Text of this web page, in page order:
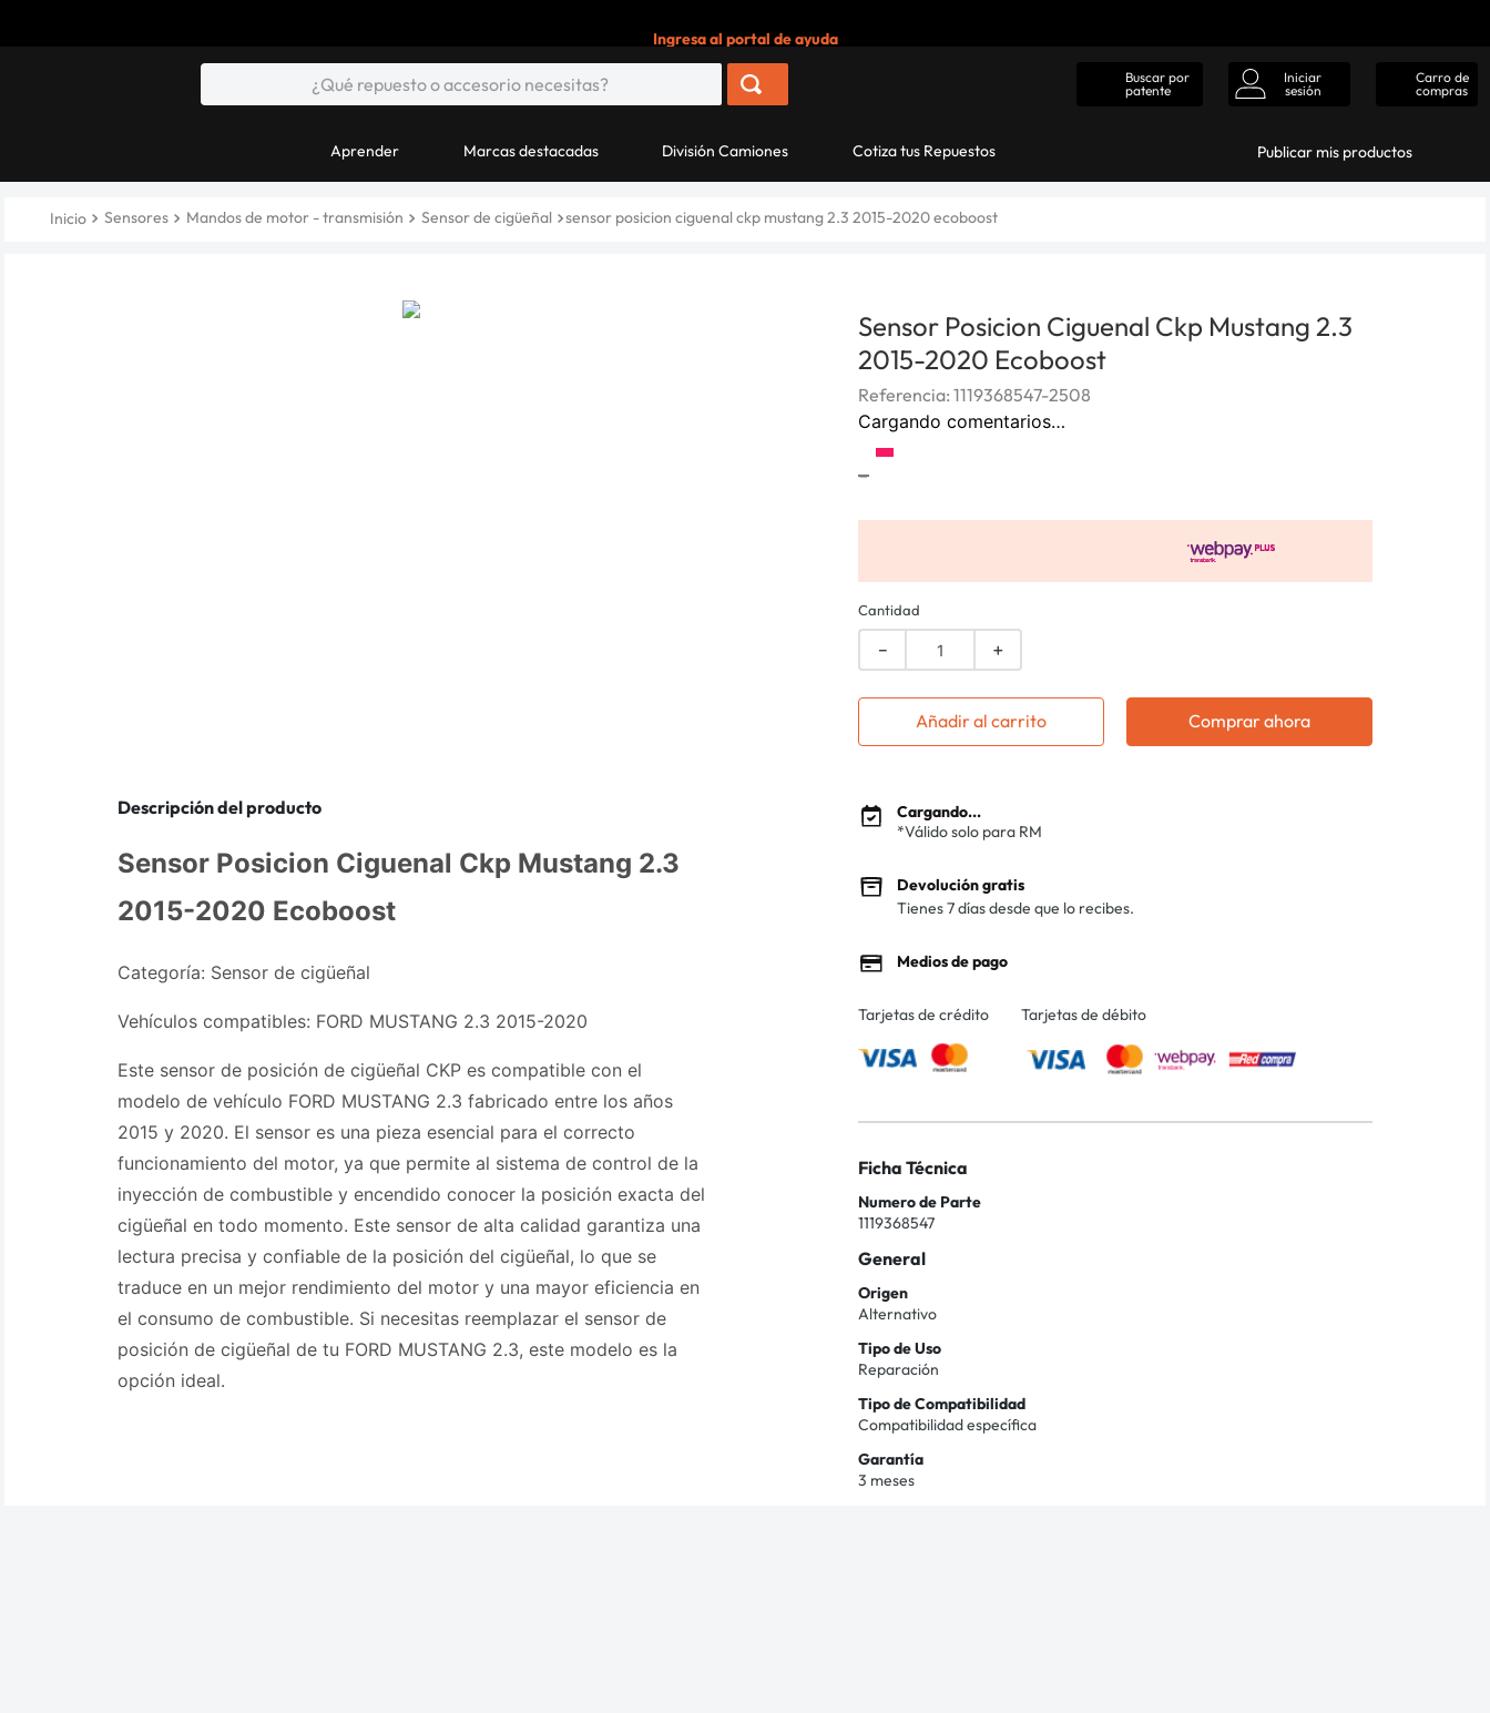
Ingresa al portal de ayuda
Buscar por
patente
Iniciar
sesión
Carro de
compras
Aprender Marcas destacadas División Camiones Cotiza tus Repuestos Publicar mis productos
Sensores Mandos de motor - transmisión Sensor de cigüeñal sensor posicion ciguenal ckp mustang 2.3 2015-2020 ecoboost
Descripción del producto
Sensor Posicion Ciguenal Ckp Mustang 2.3
2015-2020 Ecoboost
Categoría: Sensor de cigüeñal
Vehículos compatibles: FORD MUSTANG 2.3 2015-2020
Este sensor de posición de cigüeñal CKP es compatible con el
modelo de vehículo FORD MUSTANG 2.3 fabricado entre los años
2015 y 2020. El sensor es una pieza esencial para el correcto
funcionamiento del motor, ya que permite al sistema de control de la
inyección de combustible y encendido conocer la posición exacta del
cigüeñal en todo momento. Este sensor de alta calidad garantiza una
lectura precisa y confiable de la posición del cigüeñal, lo que se
traduce en un mejor rendimiento del motor y una mayor eficiencia en
el consumo de combustible. Si necesitas reemplazar el sensor de
posición de cigüeñal de tu FORD MUSTANG 2.3, este modelo es la
opción ideal.
Sensor Posicion Ciguenal Ckp Mustang 2.3
2015-2020 Ecoboost
Referencia: 1119368547-2508
Cargando comentarios…
-
Cantidad
＋
－
Añadir al carrito Comprar ahora
Cargando...
*Válido solo para RM
Devolución gratis
Tienes 7 días desde que lo recibes.
Medios de pago
Tarjetas de crédito Tarjetas de débito
Ficha Técnica
Numero de Parte
1119368547
General
Origen
Alternativo
Tipo de Uso
Reparación
Tipo de Compatibilidad
Compatibilidad específica
Garantía
3 meses